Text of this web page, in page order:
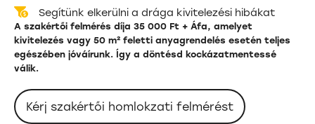
Segítünk elkerülni a drága kivitelezési hibákat
A szakértői felmérés díja 35 000 Ft + Áfa, amelyet
kivitelezés vagy 50 m² feletti anyagrendelés esetén teljes
egészében jóváírunk. Így a döntésd kockázatmentessé
válik.
Kérj szakértői homlokzati felmérést